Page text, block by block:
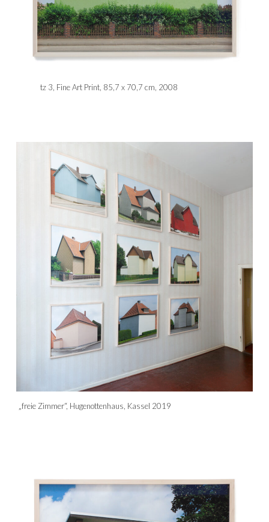
tz 3, Fine Art Print, 85,7 x 70,7 cm, 2008
„freie Zimmer“, Hugenottenhaus, Kassel 2019